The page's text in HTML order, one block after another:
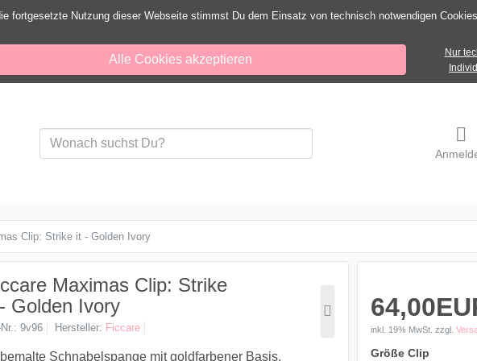
fortgesetzte Nutzung dieser Webseite stimmst Du dem Einsatz von technisch notwendigen
Alle Cookies akzeptieren
Nur
Clip: Strike it - Golden Ivory
Maximas Clip: Strike
Golden Ivory
9v96 Hersteller Ficcare
Schnabelspange mit goldfarbener Basis.
inkl. 19% MwSt. zzgl.
Größe Clip